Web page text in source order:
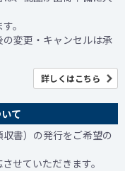
。
変更・キャンセルは承
詳しくはこちら
て
書）の発行をご希望の
せていただきます。